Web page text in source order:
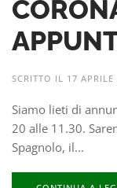
SCRITTO IL 17 APRILE
Siamo lieti di
20 alle 11.30.
Spagnolo, il...